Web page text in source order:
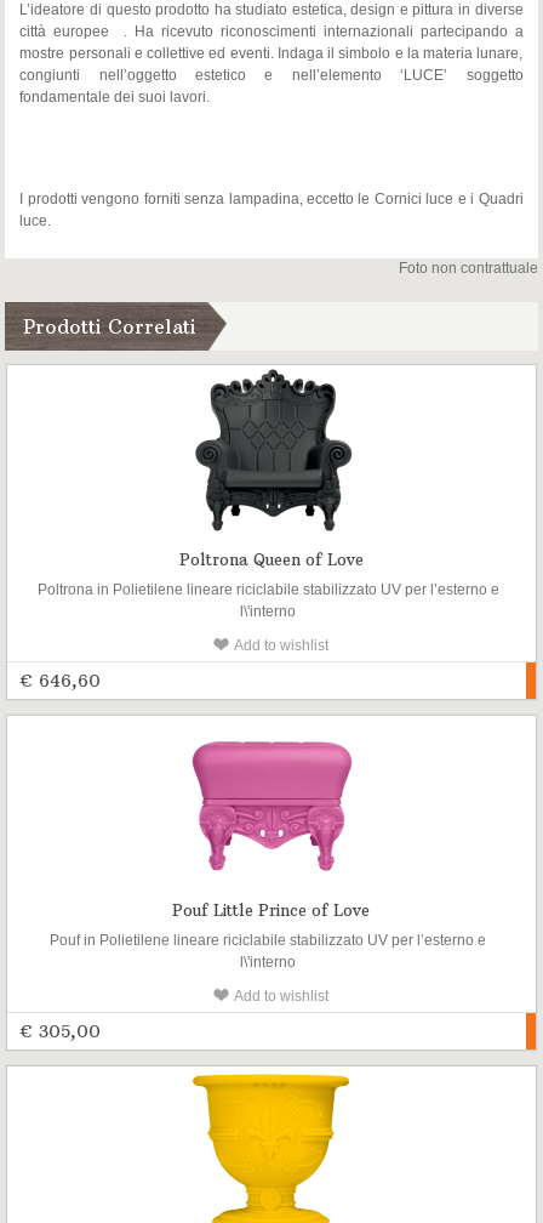
L’ideatore di questo prodotto ha studiato estetica, design e pittura in diverse
città europee . Ha ricevuto riconoscimenti internazionali partecipando a
mostre personali e collettive ed eventi. Indaga il simbolo e la materia lunare,
congiunti nell’oggetto estetico e nell’elemento ‘LUCE’ soggetto
fondamentale dei suoi lavori.
I prodotti vengono forniti senza lampadina, eccetto le Cornici luce e i Quadri
luce.
Foto non contrattuale
Prodotti Correlati
Poltrona Queen of Love
Poltrona in Polietilene lineare riciclabile stabilizzato UV per l’esterno e
l\'interno
Add to wishlist
€ 646,60
Pouf Little Prince of Love
Pouf in Polietilene lineare riciclabile stabilizzato UV per l’esterno e
l\'interno
Add to wishlist
€ 305,00